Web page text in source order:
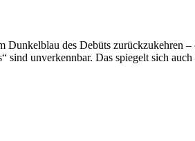
Dunkelblau des Debüts zurückzukehren –
unverkennbar. Das spiegelt sich